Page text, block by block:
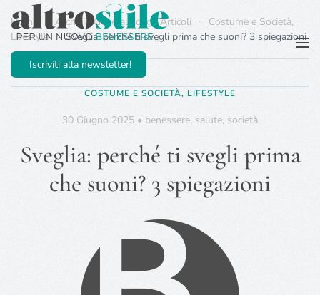
Passa al contenuto principale
Iscriviti alla newsletter!
Home Archivio Generale degli Articoli
Costume e Società,
Lifestyle
Sveglia: perché ti svegli prima che suoni? 3 spiegazioni
COSTUME E SOCIETÀ, LIFESTYLE
30 Giugno 2025 • benessere, salute, società
Sveglia: perché ti svegli prima
che suoni? 3 spiegazioni